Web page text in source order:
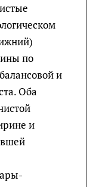
по
и
Оба
и